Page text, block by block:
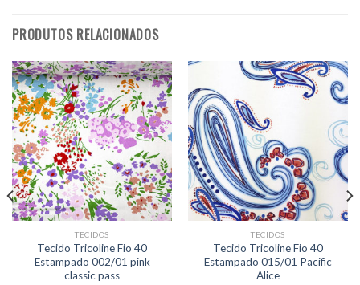
PRODUTOS RELACIONADOS
TECIDOS
Tecido Tricoline Fio 40
Estampado 002/01 pink
classic pass
TECIDOS
Tecido Tricoline Fio 40
Estampado 015/01 Pacific
Alice